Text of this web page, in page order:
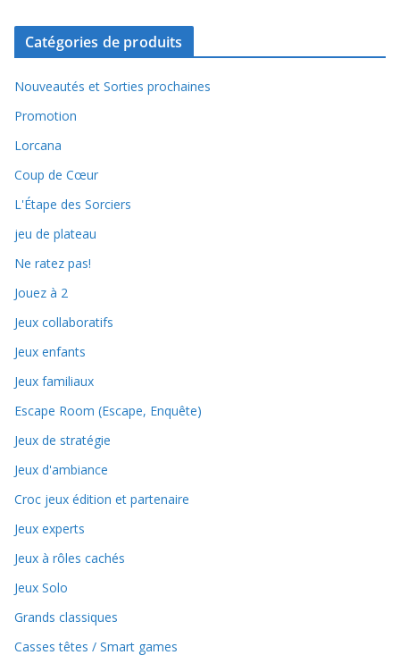
Catégories de produits
Nouveautés et Sorties prochaines
Promotion
Lorcana
Coup de Cœur
L'Étape des Sorciers
jeu de plateau
Ne ratez pas!
Jouez à 2
Jeux collaboratifs
Jeux enfants
Jeux familiaux
Escape Room (Escape, Enquête)
Jeux de stratégie
Jeux d'ambiance
Croc jeux édition et partenaire
Jeux experts
Jeux à rôles cachés
Jeux Solo
Grands classiques
Casses têtes / Smart games